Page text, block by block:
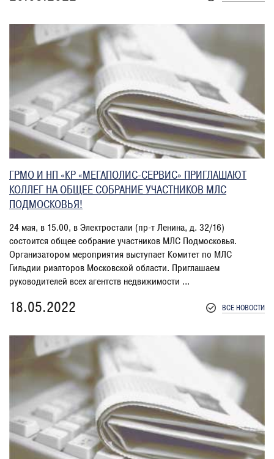
ГРМО И НП «КР «МЕГАПОЛИС-СЕРВИС» ПРИГЛАШАЮТ
КОЛЛЕГ НА ОБЩЕЕ СОБРАНИЕ УЧАСТНИКОВ МЛС
ПОДМОСКОВЬЯ!
24 мая, в 15.00, в Электростали (пр-т Ленина, д. 32/16)
состоится общее собрание участников МЛС Подмосковья.
Организатором мероприятия выступает Комитет по МЛС
Гильдии риэлторов Московской области. Приглашаем
руководителей всех агентств недвижимости ...
18.05.2022 ВСЕ НОВОСТИ